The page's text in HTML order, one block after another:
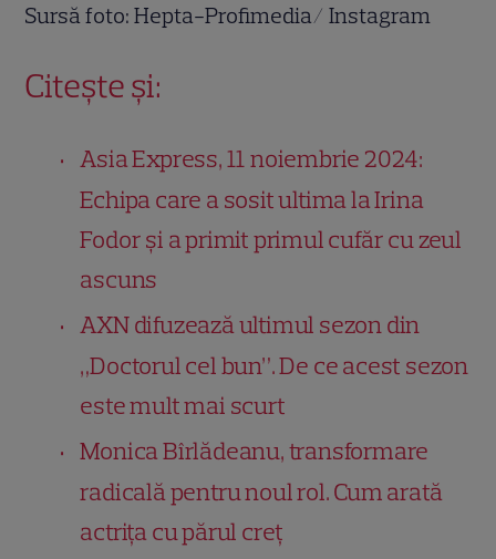
Sursă foto: Hepta-Profimedia/ Instagram
Citește și:
Asia Express, 11 noiembrie 2024:
Echipa care a sosit ultima la Irina
Fodor și a primit primul cufăr cu zeul
ascuns
AXN difuzează ultimul sezon din
„Doctorul cel bun”. De ce acest sezon
este mult mai scurt
Monica Bîrlădeanu, transformare
radicală pentru noul rol. Cum arată
actrița cu părul creț